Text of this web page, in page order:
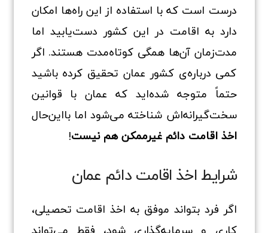
درست است که با استفاده از این راه‌ها امکان
دارد به اقامت در این کشور دست‌یابید اما
مدت‌زمان آن‌ها همگی کوتاه‌مدت هستند. اگر
کمی درباره‌ی کشور عمان تحقیق کرده باشید
حتماً متوجه شده‌اید که عمان با قوانین
سخت‌گیرانه‌اش شناخته می‌شود اما بااین‌حال
اخذ اقامت دائم غیرممکن هم نیست!
شرایط اخذ اقامت دائم عمان
اگر فرد بتواند موفق به اخذ اقامت تحصیلی،